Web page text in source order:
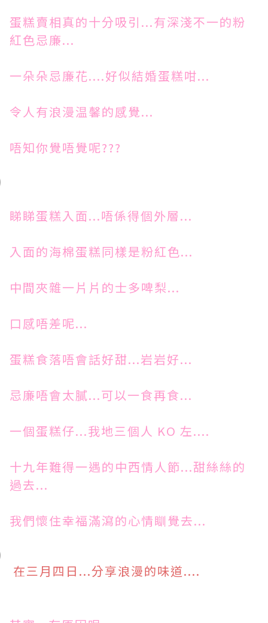
蛋糕賣相真的十分吸引...有深淺不一的粉
紅色忌廉...
一朵朵忌廉花....好似結婚蛋糕咁...
令人有浪漫温馨的感覺...
唔知你覺唔覺呢???
睇睇蛋糕入面...唔係得個外層...
入面的海棉蛋糕同樣是粉紅色...
中間夾雜一片片的士多啤梨...
口感唔差呢...
蛋糕食落唔會話好甜...岩岩好...
忌廉唔會太膩...可以一食再食...
一個蛋糕仔...我地三個人 KO 左....
十九年難得一遇的中西情人節...甜絲絲的
過去...
我們懷住幸福滿瀉的心情瞓覺去...
在三月四日...分享浪漫的味道....